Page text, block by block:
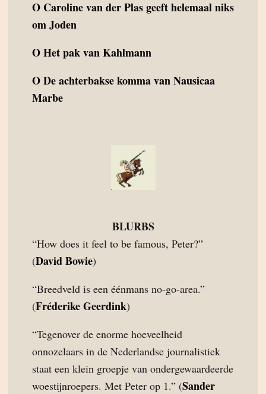
O Caroline van der Plas geeft helemaal niks
om Joden
OHet pak van Kahlmann
ODe achterbakse komma van Nausicaa
Marbe
BLURBS
“How does it feel to be famous, Peter?”
(David Bowie)
“Breedveld is een éénmans no-go-area.”
(Fréderike Geerdink)
“Tegenover de enorme hoeveelheid
onnozelaars in de Nederlandse journalistiek
staat een klein groepje van ondergewaardeerde
woestijnroepers. Met Peter op 1.” (Sander